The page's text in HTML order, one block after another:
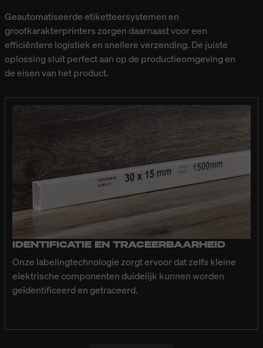
Geautomatiseerde etiketteersystemen en
grootkarakterprinters zorgen daarnaast voor een
efficiëntere logistiek en snellere verzending. De juiste
oplossing sluit perfect aan op de productieomgeving en
de eisen van het product.
IDENTIFICATIE EN TRACEERBAARHEID
Onze labelingtechnologie zorgt ervoor dat zelfs kleine
elektrische componenten duidelijk kunnen worden
geïdentificeerd en getraceerd.